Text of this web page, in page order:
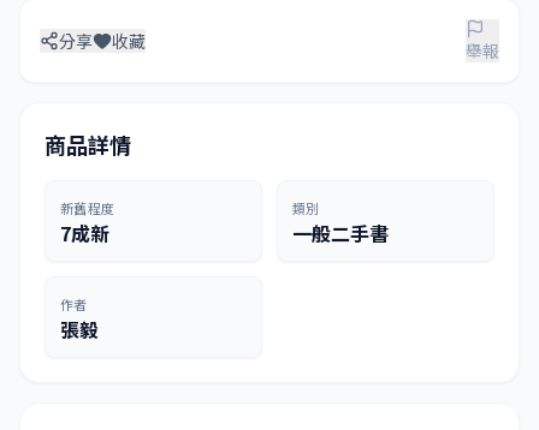
分享 收藏 舉報
商品詳情
新舊程度
7成新
類別
一般二手書
作者
張毅